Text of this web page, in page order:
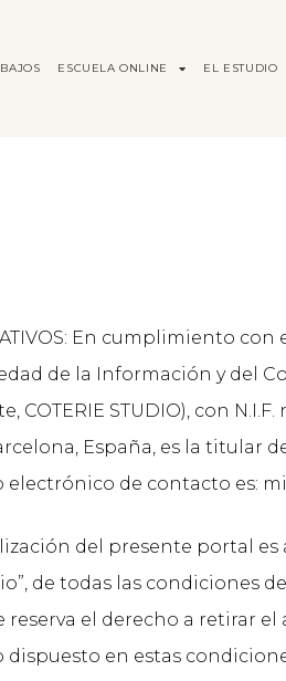
ESCUELA ONLINE EL ESTUDIO
En cumplimiento
de la Información y del
COTERIE STUDIO), con
España, es la titular
electrónico de contacto es:
del presente portal
de todas las condiciones
reserva el derecho a retirar
dispuesto en estas